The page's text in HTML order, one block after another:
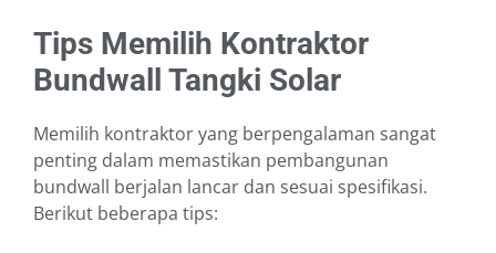
Tips Memilih Kontraktor
Bundwall Tangki Solar
Memilih kontraktor yang berpengalaman sangat
penting dalam memastikan pembangunan
bundwall berjalan lancar dan sesuai spesifikasi.
Berikut beberapa tips: